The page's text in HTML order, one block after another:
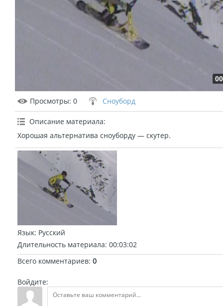
Просмотры: 0 Сноуборд
Описание материала:
Хорошая альтернатива сноуборду — скутер.
Язык: Русский
Длительность материала: 00:03:02
Всего комментариев: 0
Войдите: